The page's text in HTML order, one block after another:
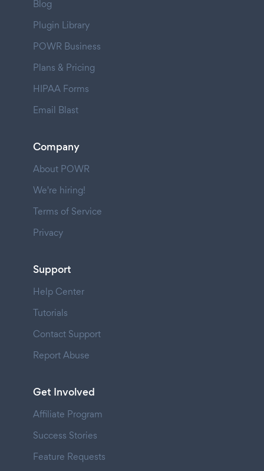
Blog
Plugin Library
POWR Business
Plans & Pricing
HIPAA Forms
Email Blast
Company
About POWR
We're hiring!
Terms of Service
Privacy
Support
Help Center
Tutorials
Contact Support
Report Abuse
Get Involved
Affiliate Program
Success Stories
Feature Requests